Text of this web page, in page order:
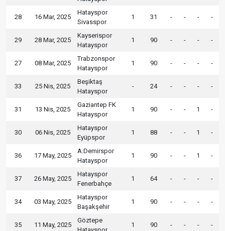
28 16 Mar, 2025
Hatayspor
Sivasspor
1 31 - - - -
29 28 Mar, 2025
Kayserispor
Hatayspor
1 90 - - - -
27 08 Mar, 2025
Trabzonspor
Hatayspor
1 90 - - - -
33 25 Nis, 2025
Beşiktaş
Hatayspor
- 24 - - - -
31 13 Nis, 2025
Gaziantep FK
Hatayspor
1 90 - - 1 -
30 06 Nis, 2025
Hatayspor
Eyüpspor
1 88 - - 1 -
36 17 May, 2025
A.Demirspor
Hatayspor
1 90 - - 1 -
37 26 May, 2025
Hatayspor
Fenerbahçe
1 64 - - - -
34 03 May, 2025
Hatayspor
Başakşehir
1 90 - - - -
35 11 May, 2025
Göztepe
1 90 - - - -